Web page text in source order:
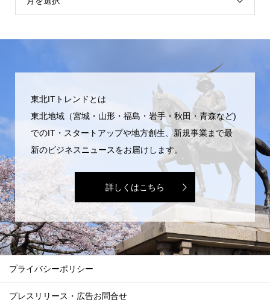
東北ITトレンドとは
東北地域（宮城・山形・福島・岩手・秋田・青森など)
でのIT・スタートアップや地方創生、新規事業まで最
新のビジネスニュースをお届けします。
詳しくはこちら
プライバシーポリシー
プレスリリース・広告お問合せ